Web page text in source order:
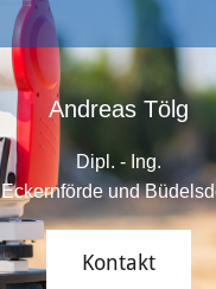
Andreas Tölg
Dipl. - Ing.
Eckernförde und
Kontakt